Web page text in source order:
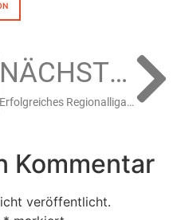
NÄCHSTER
Erfolgreiches Regionalliga Wochenende für die U11A
Kommentar
veröffentlicht.